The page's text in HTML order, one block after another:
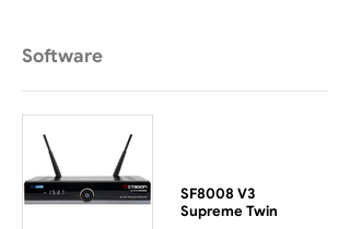
Software
SF8008 V3
Supreme Twin